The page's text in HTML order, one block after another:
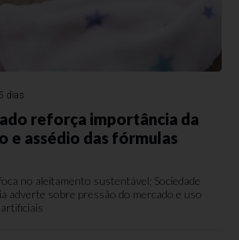
dias
reforça importância da
e assédio das fórmulas
no aleitamento sustentável; Sociedade
adverte sobre pressão do mercado e uso